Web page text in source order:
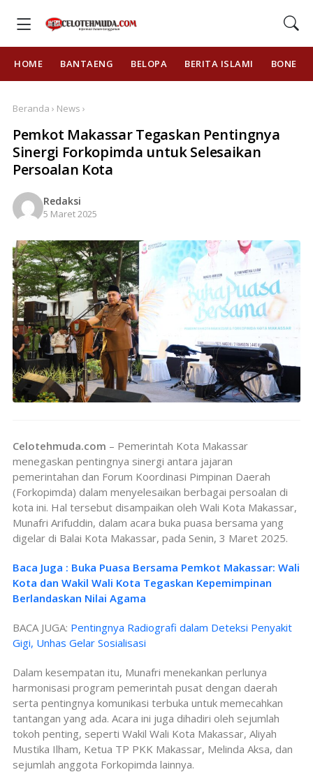
HOME BANTAENG BELOPA BERITA ISLAMI BONE
Beranda › News ›
Pemkot Makassar Tegaskan Pentingnya
Sinergi Forkopimda untuk Selesaikan
Persoalan Kota
Redaksi
5 Maret 2025
Celotehmuda.com – Pemerintah Kota Makassar
menegaskan pentingnya sinergi antara jajaran
pemerintahan dan Forum Koordinasi Pimpinan Daerah
(Forkopimda) dalam menyelesaikan berbagai persoalan di
kota ini. Hal tersebut disampaikan oleh Wali Kota Makassar,
Munafri Arifuddin, dalam acara buka puasa bersama yang
digelar di Balai Kota Makassar, pada Senin, 3 Maret 2025.
Baca Juga : Buka Puasa Bersama Pemkot Makassar: Wali
Kota dan Wakil Wali Kota Tegaskan Kepemimpinan
Berlandaskan Nilai Agama
BACA JUGA: Pentingnya Radiografi dalam Deteksi Penyakit
Gigi, Unhas Gelar Sosialisasi
Dalam kesempatan itu, Munafri menekankan perlunya
harmonisasi program pemerintah pusat dengan daerah
serta pentingnya komunikasi terbuka untuk memecahkan
tantangan yang ada. Acara ini juga dihadiri oleh sejumlah
tokoh penting, seperti Wakil Wali Kota Makassar, Aliyah
Mustika Ilham, Ketua TP PKK Makassar, Melinda Aksa, dan
sejumlah anggota Forkopimda lainnya.